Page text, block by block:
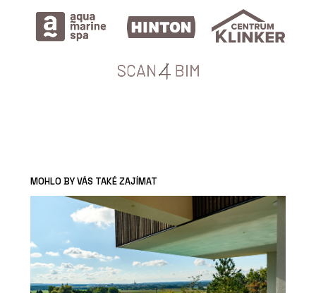
MOHLO BY VÁS TAKÉ ZAJÍMAT